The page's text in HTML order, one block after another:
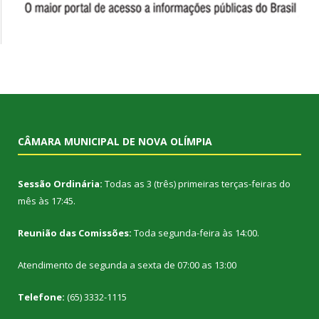
CÂMARA MUNICIPAL DE NOVA OLÍMPIA
Sessão Ordinária: Todas as 3 (três) primeiras terças-feiras do
mês às 17:45.
Reunião das Comissões: Toda segunda-feira às 14:00.
Atendimento de segunda a sexta de 07:00 as 13:00
Telefone: (65) 3332-1115